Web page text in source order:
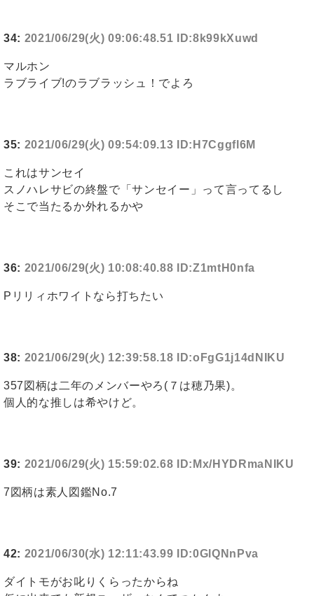
34: 2021/06/29(火) 09:06:48.51 ID:8k99kXuwd
マルホン
ラブライブ!のラブラッシュ！でよろ
35: 2021/06/29(火) 09:54:09.13 ID:H7Cggfl6M
これはサンセイ
スノハレサビの終盤で「サンセイー」って言ってるし
そこで当たるか外れるかや
36: 2021/06/29(火) 10:08:40.88 ID:Z1mtH0nfa
Pリリィホワイトなら打ちたい
38: 2021/06/29(火) 12:39:58.18 ID:oFgG1j14dNIKU
357図柄は二年のメンバーやろ(７は穂乃果)。
個人的な推しは希やけど。
39: 2021/06/29(火) 15:59:02.68 ID:Mx/HYDRmaNIKU
7図柄は素人図鑑No.7
42: 2021/06/30(水) 12:11:43.99 ID:0GlQNnPva
ダイトモがお叱りくらったからね